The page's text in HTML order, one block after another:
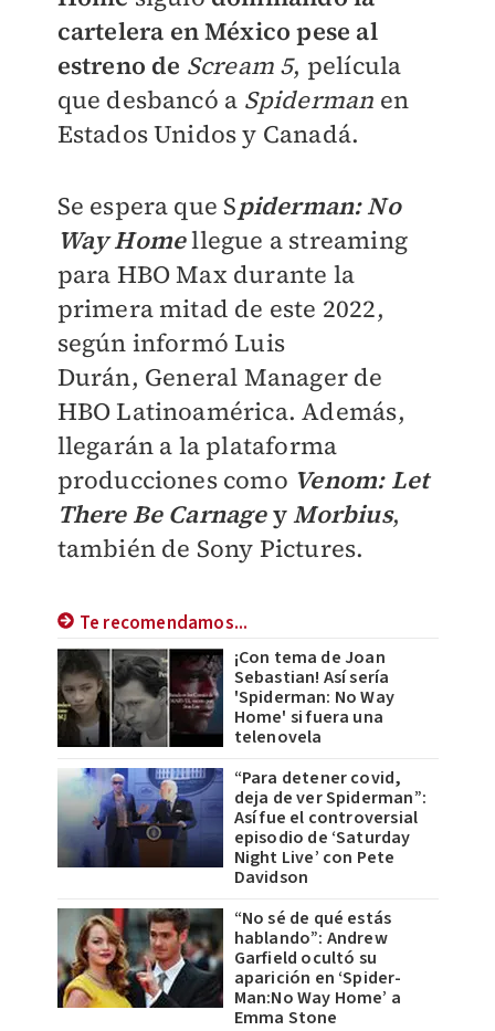
cartelera en México pese al
estreno de Scream 5, película
que desbancó a Spiderman en
Estados Unidos y Canadá.
Se espera que Spiderman: No
Way Homellegue a streaming
para HBO Max durante la
primera mitad de este 2022,
según informó Luis
Durán, General Manager de
HBO Latinoamérica. Además,
llegarán a la plataforma
producciones como Venom: Let
There Be CarnageyMorbius,
también de Sony Pictures.
Te recomendamos...
¡Con tema de Joan
Sebastian! Así sería
'Spiderman: No Way
Home' si fuera una
telenovela
“Para detener covid,
deja de ver Spiderman”:
Así fue el controversial
episodio de ‘Saturday
Night Live’ con Pete
Davidson
“No sé de qué estás
hablando”: Andrew
Garfield ocultó su
aparición en ‘Spider-
Man:No Way Home’ a
Emma Stone